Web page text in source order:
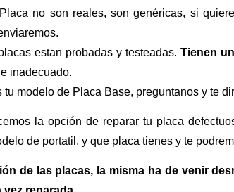
no son reales, son genéricas, si
estan probadas y testeadas. Tienen
inadecuado.
tu modelo de Placa Base, preguntanos y te
la opción de reparar tu placa
de portatil, y que placa tienes y te
de las placas, la misma ha de venir